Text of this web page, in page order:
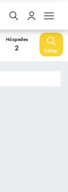
Hóspedes
2 Editar